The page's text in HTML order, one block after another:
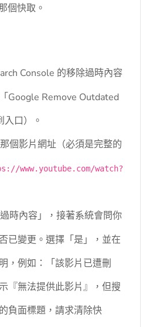
個快取。
Console 的移除過時內容
Google Remove Outdated
口）。
個影片網址（必須是完整的
www.youtube.com/watch?
時內容」，接著系統會問你
已變更。選擇「是」，並在
，例如：「該影片已遭刪
『無法提供此影片』，但搜
負面標題，請求清除快